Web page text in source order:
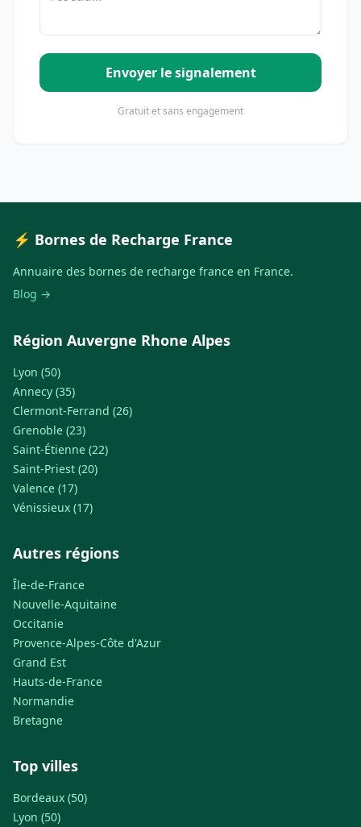
Envoyer le signalement
Gratuit et sans engagement
⚡ Bornes de Recharge France
Annuaire des bornes de recharge france en France.
Blog →
Région Auvergne Rhone Alpes
Lyon (50)
Annecy (35)
Clermont-Ferrand (26)
Grenoble (23)
Saint-Étienne (22)
Saint-Priest (20)
Valence (17)
Vénissieux (17)
Autres régions
Île-de-France
Nouvelle-Aquitaine
Occitanie
Provence-Alpes-Côte d'Azur
Grand Est
Hauts-de-France
Normandie
Bretagne
Top villes
Bordeaux (50)
Lyon (50)